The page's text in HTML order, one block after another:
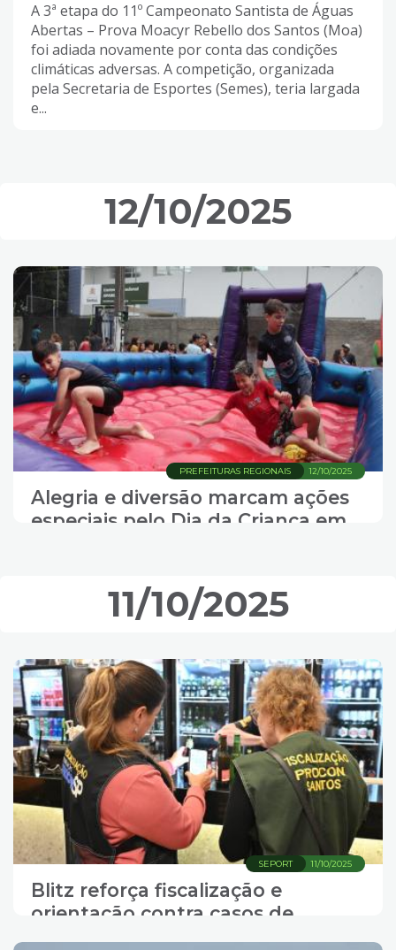
A 3ª etapa do 11º Campeonato Santista de Águas
Abertas – Prova Moacyr Rebello dos Santos (Moa)
foi adiada novamente por conta das condições
climáticas adversas. A competição, organizada
pela Secretaria de Esportes (Semes), teria largada
e...
12/10/2025
12/10/2025
PREFEITURAS REGIONAIS
Alegria e diversão marcam ações
especiais pelo Dia da Criança em
11/10/2025
11/10/2025
SEPORT
Blitz reforça fiscalização e
orientação contra casos de
contaminação por metanol